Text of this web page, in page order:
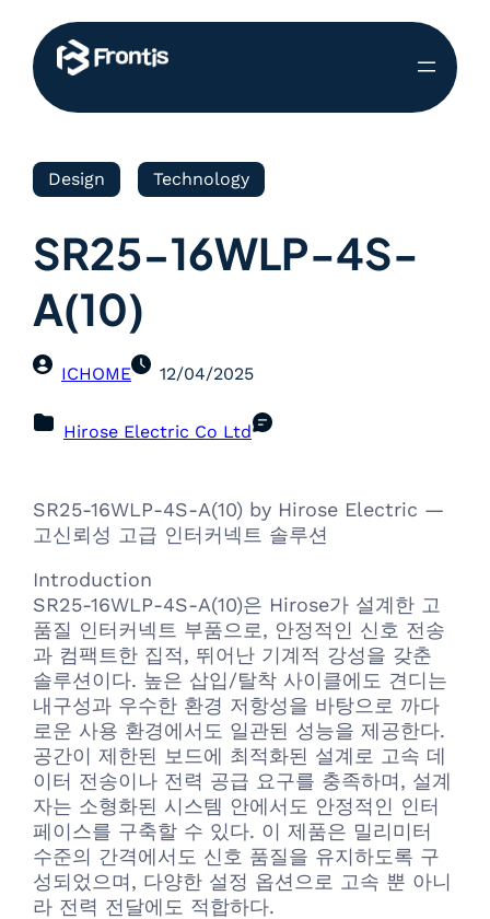
Design Technology
SR25-16WLP-4S-
A(10)
ICHOME 12/04/2025
Hirose Electric Co Ltd
SR25-16WLP-4S-A(10) by Hirose Electric —
고신뢰성 고급 인터커넥트 솔루션
Introduction
SR25-16WLP-4S-A(10)은 Hirose가 설계한 고
품질 인터커넥트 부품으로, 안정적인 신호 전송
과 컴팩트한 집적, 뛰어난 기계적 강성을 갖춘
솔루션이다. 높은 삽입/탈착 사이클에도 견디는
내구성과 우수한 환경 저항성을 바탕으로 까다
로운 사용 환경에서도 일관된 성능을 제공한다.
공간이 제한된 보드에 최적화된 설계로 고속 데
이터 전송이나 전력 공급 요구를 충족하며, 설계
자는 소형화된 시스템 안에서도 안정적인 인터
페이스를 구축할 수 있다. 이 제품은 밀리미터
수준의 간격에서도 신호 품질을 유지하도록 구
성되었으며, 다양한 설정 옵션으로 고속 뿐 아니
라 전력 전달에도 적합하다.